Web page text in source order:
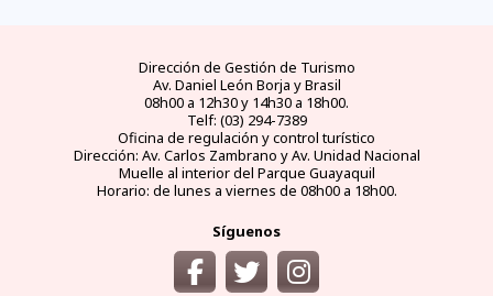
Dirección de Gestión de Turismo
Av. Daniel León Borja y Brasil
08h00 a 12h30 y 14h30 a 18h00.
Telf: (03) 294-7389
Oficina de regulación y control turístico
Dirección: Av. Carlos Zambrano y Av. Unidad Nacional
Muelle al interior del Parque Guayaquil
Horario: de lunes a viernes de 08h00 a 18h00.
Síguenos